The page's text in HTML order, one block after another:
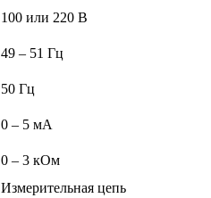
100 или 220 В
49 – 51 Гц
50 Гц
0 – 5 мА
0 – 3 кОм
Измерительная цепь